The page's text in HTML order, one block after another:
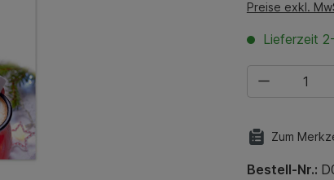
Preise exkl.
Lieferzeit
Produkt
Zum
Bestell-Nr.: